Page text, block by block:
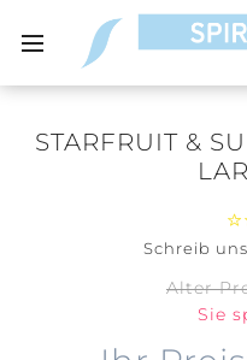
STARFRUIT &
Schreib
Alter
Sie